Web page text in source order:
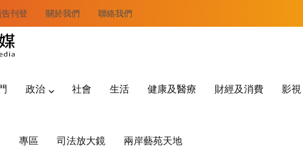
告刊登 關於我們 聯絡我們
政治 社會 生活 健康及醫療 財經及消費 影視
專區 司法放大鏡 兩岸藝苑天地